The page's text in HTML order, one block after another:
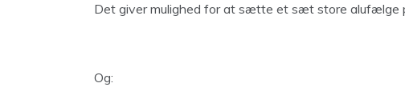
Det giver mulighed for at sætte et sæt store alufælge
Og: